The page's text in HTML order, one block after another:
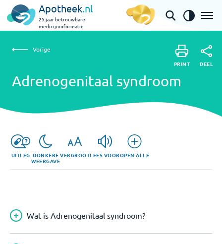
Apotheek.nl
25 jaar betrouwbare
medicijninformatie
Adrenogenitaal syndroom
Vorige
Adrenogenitaal syndroom
PRINT DEEL
UITLEG DONKERE
WEERGAVE
VERGROOTLEES VOOROPEN ALLE
Wat is Adrenogenitaal syndroom?